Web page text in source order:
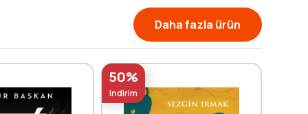
Daha fazla ürün
50%
indirim